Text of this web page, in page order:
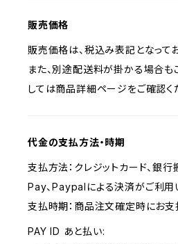
販売価格
販売価格は、税込み表記となってお
また、別途配送料が掛かる場合も
しては商品詳細ページをご確認く
代金の支払方法・時期
支払方法：クレジットカード、銀
Pay、Paypalによる決済がご利用
支払時期：商品注文確定時にお支
PAY ID あと払い: